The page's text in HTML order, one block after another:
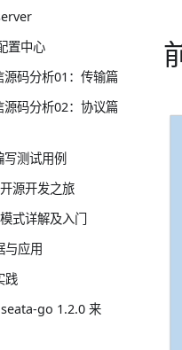
置中心
源码分析01：传输篇
源码分析02：协议篇
测试用例
源开发之旅
式详解及入门
与应用
践
go 1.2.0 来